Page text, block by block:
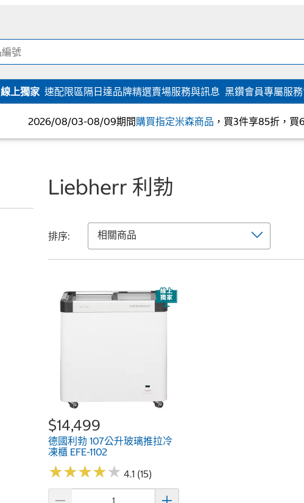
線上獨家 速配限區隔日達品牌精選賣場服務與訊息 黑鑽會員專屬服務
2026/08/03-08/09期間購買指定米森商品 ，買3件享85折，買
Liebherr 利勃
排序:
$14,499
德國利勃 107公升玻璃推拉冷
凍櫃 EFE-1102
★★★★★
★★★★★ 4.1 (15)